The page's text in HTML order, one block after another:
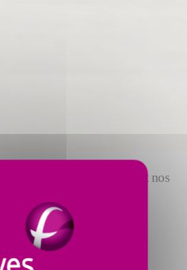
de pièces détachées et nos
vous garantissent en
de vos processus